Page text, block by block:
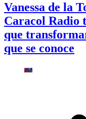
Vanessa de la
Caracol Radio
que
que se conoce